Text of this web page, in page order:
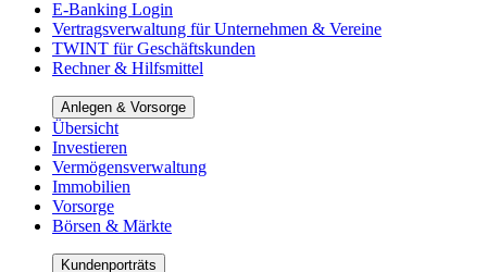
E-Banking Login
Vertragsverwaltung für Unternehmen & Vereine
TWINT für Geschäftskunden
Rechner & Hilfsmittel
Anlegen & Vorsorge
Übersicht
Investieren
Vermögensverwaltung
Immobilien
Vorsorge
Börsen & Märkte
Kundenporträts